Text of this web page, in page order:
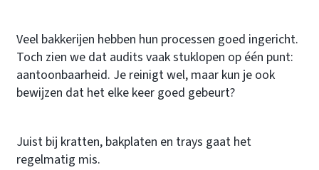
Veel bakkerijen hebben hun processen goed ingericht.
Toch zien we dat audits vaak stuklopen op één punt:
aantoonbaarheid. Je reinigt wel, maar kun je ook
bewijzen dat het elke keer goed gebeurt?
Juist bij kratten, bakplaten en trays gaat het
regelmatig mis.